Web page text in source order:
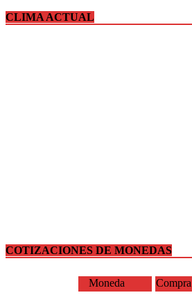
CLIMA ACTUAL
COTIZACIONES DE MONEDAS
Moneda Compra